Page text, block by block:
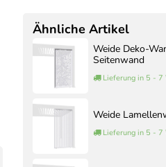
Ähnliche Artikel
Weide Deko-
Seitenwand
Lieferung in 5 - 7
Weide
Lieferung in 5 - 7